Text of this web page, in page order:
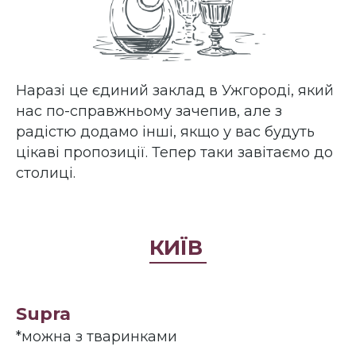
Наразі це єдиний заклад в Ужгороді, який
нас по-справжньому зачепив, але з
радістю додамо інші, якщо у вас будуть
цікаві пропозиції. Тепер таки завітаємо до
столиці.
КИЇВ
Supra
*можна з тваринками